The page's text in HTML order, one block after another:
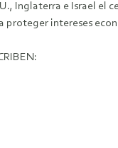
Inglaterra e Israel
proteger intereses